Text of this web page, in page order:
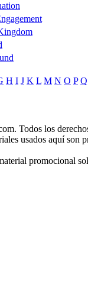
H I J K L M N O P Q
Todos los
usados aquí son
promocional